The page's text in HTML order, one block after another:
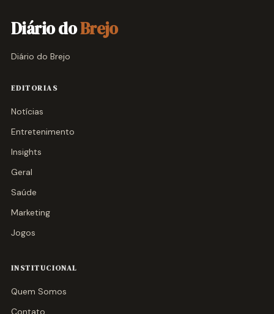
Diário doBrejo
Diário do Brejo
EDITORIAS
Notícias
Entretenimento
Insights
Geral
Saúde
Marketing
Jogos
INSTITUCIONAL
Quem Somos
Contato